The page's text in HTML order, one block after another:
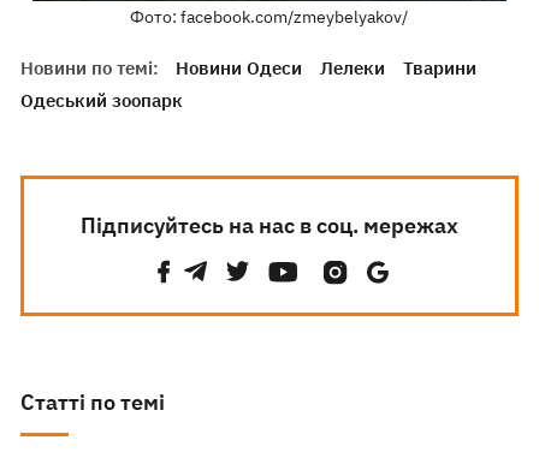
Фото: facebook.com/zmeybelyakov/
Новини по темі: Новини Одеси Лелеки
Тварини
Одеський зоопарк
Підписуйтесь на нас в соц. мережах
Статті по темі